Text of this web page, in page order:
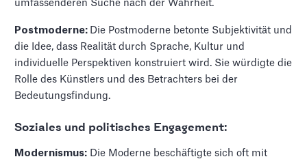
umfassenderen Suche nach der Wahrheit.
Postmoderne: Die Postmoderne betonte Subjektivität und
die Idee, dass Realität durch Sprache, Kultur und
individuelle Perspektiven konstruiert wird. Sie würdigte die
Rolle des Künstlers und des Betrachters bei der
Bedeutungsfindung.
Soziales und politisches Engagement:
Modernismus: Die Moderne beschäftigte sich oft mit